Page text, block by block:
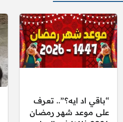
“باقي اد ايه؟”.. تعرف
على موعد شهر رمضان